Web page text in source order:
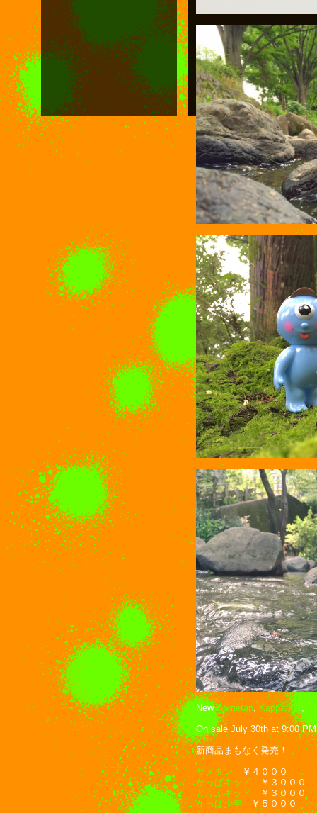
NewSametan,Kappa Kid ,
On sale July 30th at 9:00
新商品まもなく発売！
サメタン ￥４０００
かっぱキッド
￥３０００
とうふキッド
￥３０００
かっぱ少年 ￥５０００